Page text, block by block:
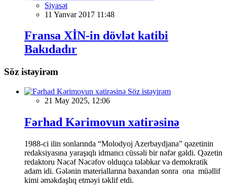
Siyasət
11 Yanvar 2017 11:48
Fransa XİN-in dövlət katibi
Bakıdadır
Söz istəyirəm
Söz istəyirəm
21 May 2025, 12:06
Fərhad Kərimovun xatirəsinə
1988-ci ilin sonlarında “Molodyoj Azerbaydjana” qəzetinin
redaksiyasına yaraşıqlı idmancı cüssəli bir nəfər gəldi. Qəzetin
redaktoru Nəcəf Nəcəfov olduqca tələbkar və demokratik
adam idi. Gələnin materiallarına baxandan sonra ona müəllif
kimi əməkdaşlıq etməyi təklif etdi.